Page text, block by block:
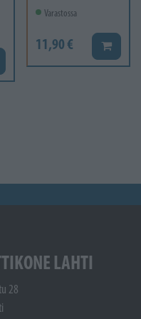
koriin
Varastossa
11,90 € Lisää
LAHTI
28